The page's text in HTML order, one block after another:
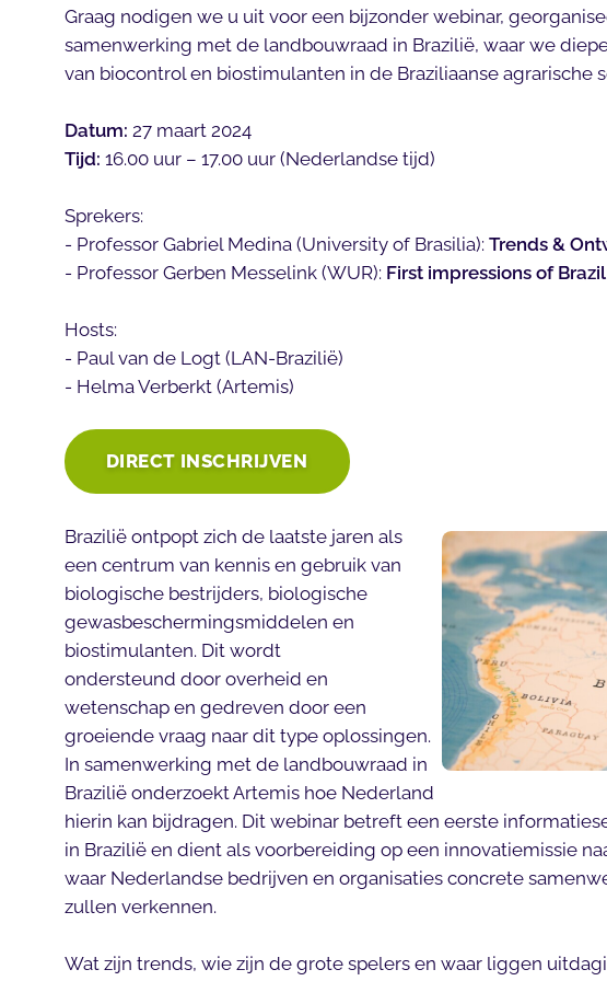
Graag nodigen we u uit voor een bijzonder webinar,
samenwerking met de landbouwraad in Brazilië, waar we
van biocontrol en biostimulanten in de Braziliaanse agrarische
Datum: 27 maart 2024
Tijd: 16.00 uur – 17.00 uur (Nederlandse tijd)
Sprekers:
- Professor Gabriel Medina (University of Brasilia): Trends &
- Professor Gerben Messelink (WUR): First impressions of Brazil
Hosts:
- Paul van de Logt (LAN-Brazilië)
- Helma Verberkt (Artemis)
DIRECT INSCHRIJVEN
Brazilië ontpopt zich de laatste jaren als
een centrum van kennis en gebruik van
biologische bestrijders, biologische
gewasbeschermingsmiddelen en
biostimulanten. Dit wordt
ondersteund door overheid en
wetenschap en gedreven door een
groeiende vraag naar dit type oplossingen.
In samenwerking met de landbouwraad in
Brazilië onderzoekt Artemis hoe Nederland
hierin kan bijdragen. Dit webinar betreft een eerste
in Brazilië en dient als voorbereiding op een innovatiemissie
waar Nederlandse bedrijven en organisaties concrete
zullen verkennen.
Wat zijn trends, wie zijn de grote spelers en waar liggen